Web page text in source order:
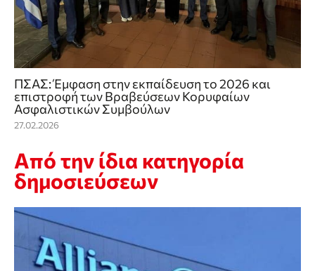
ΠΣΑΣ: Έμφαση στην εκπαίδευση το 2026 και
επιστροφή των Βραβεύσεων Κορυφαίων
Ασφαλιστικών Συμβούλων
27.02.2026
Από την ίδια κατηγορία
δημοσιεύσεων